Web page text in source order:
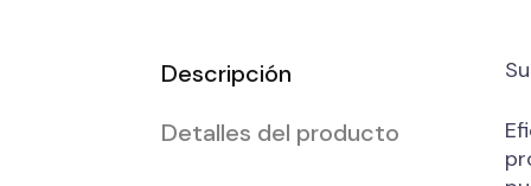
Descripción
Detalles del producto